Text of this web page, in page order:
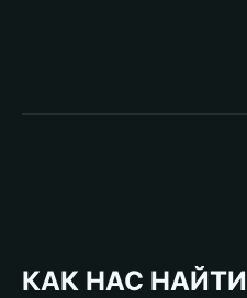
КАК НАС НАЙТИ